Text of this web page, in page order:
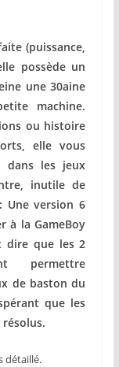
(puissance,
possède un
une 30aine
machine.
ou histoire
elle vous
dans les jeux
inutile de
Une version 6
à la GameBoy
dire que les 2
permettre
de baston du
que les
résolus.
détaillé.